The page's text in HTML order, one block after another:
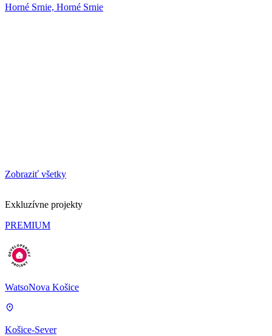
Horné Srnie, Horné Srnie
Zobraziť všetky
Exkluzívne projekty
PREMIUM
WatsoNova Košice
Košice-Sever